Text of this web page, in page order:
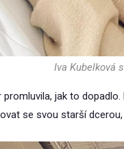
Iva Kubelková
promluvila, jak to
se svou starší